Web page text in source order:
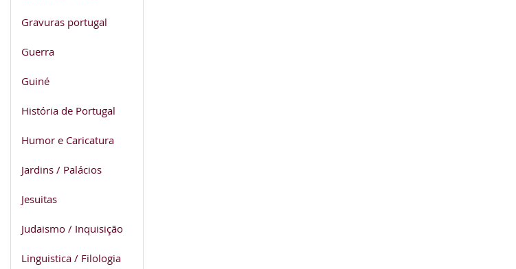
Gravuras portugal
Guerra
Guiné
História de Portugal
Humor e Caricatura
Jardins / Palácios
Jesuitas
Judaismo / Inquisição
Linguistica / Filologia